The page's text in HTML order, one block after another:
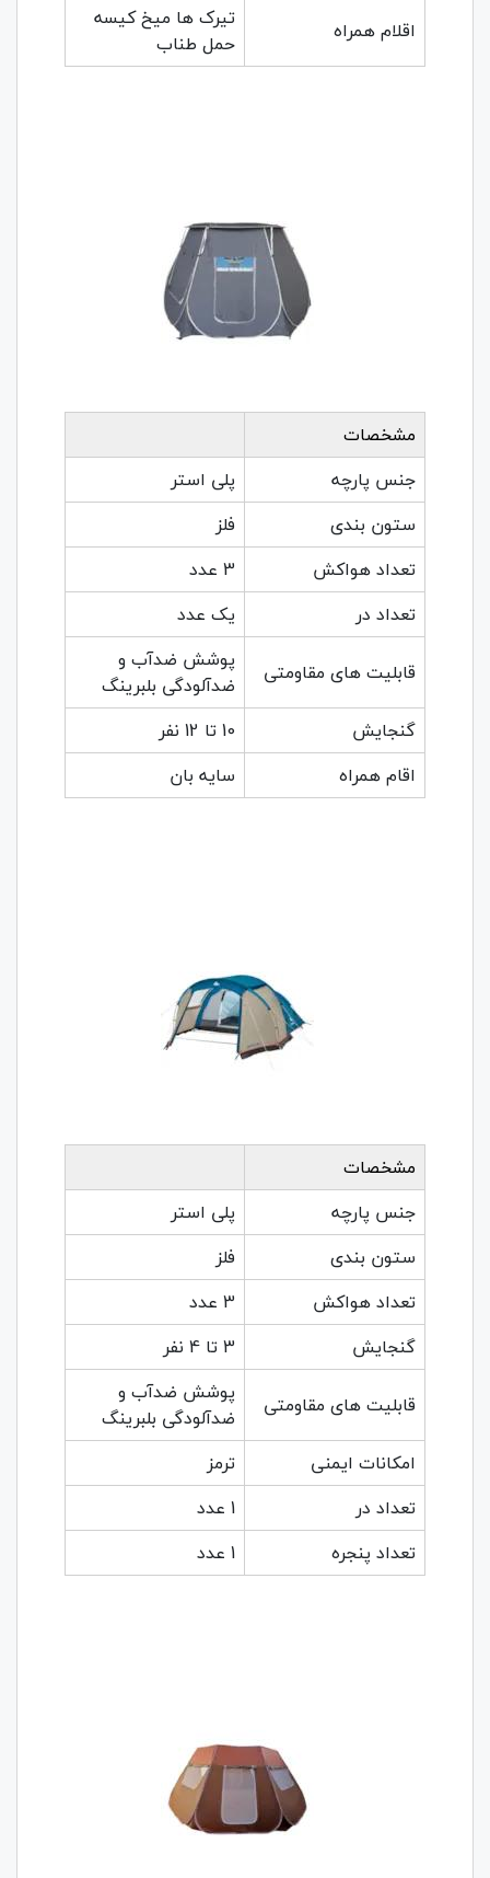
اقلام همراه
تیرک ها میخ کیسه
حمل طناب
مشخصات
جنس پارچه
پلی استر
ستون بندی
فلز
تعداد هواکش
3 عدد
تعداد در
یک عدد
قابلیت های مقاومتی
پوشش ضدآب و
ضدآلودگی بلبرینگ
گنجایش
10 تا 12 نفر
اقام همراه
سایه بان
مشخصات
جنس پارچه
پلی استر
ستون بندی
فلز
تعداد هواکش
3 عدد
گنجایش
3 تا 4 نفر
قابلیت های مقاومتی
پوشش ضدآب و
ضدآلودگی بلبرینگ
امکانات ایمنی
ترمز
تعداد در
1 عدد
تعداد پنجره
1 عدد